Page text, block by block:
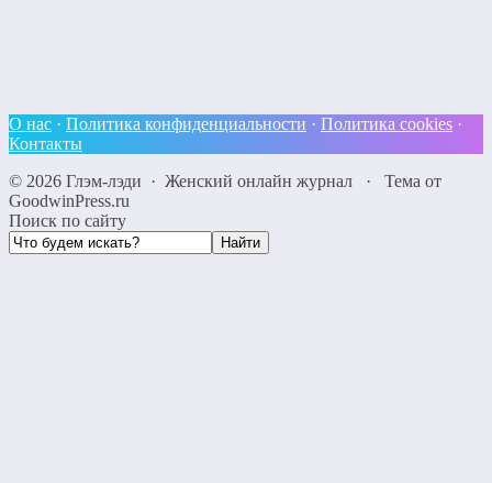
О нас · Политика конфиденциальности · Политика cookies ·
Контакты
© 2026 Глэм-лэди · Женский онлайн журнал · Тема от
GoodwinPress.ru
Поиск по сайту